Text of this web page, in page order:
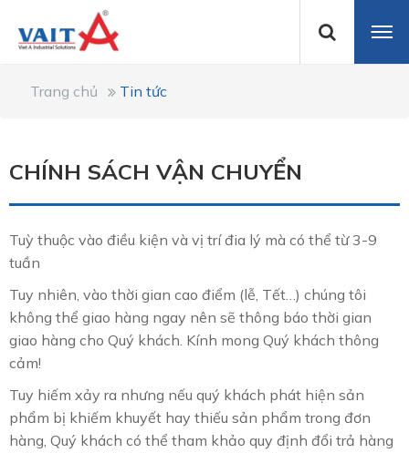
Trang chủ Tin tức
CHÍNH SÁCH VẬN CHUYỂN
Tuỳ thuộc vào điều kiện và vị trí đia lý mà có thể từ 3-9
tuần
Tuy nhiên, vào thời gian cao điểm (lễ, Tết…) chúng tôi
không thể giao hàng ngay nên sẽ thông báo thời gian
giao hàng cho Quý khách. Kính mong Quý khách thông
cảm!
Tuy hiếm xảy ra nhưng nếu quý khách phát hiện sản
phẩm bị khiếm khuyết hay thiếu sản phẩm trong đơn
hàng, Quý khách có thể tham khảo quy định đổi trả hàng